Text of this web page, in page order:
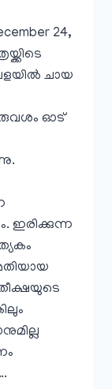
24,
ചായ
ഓട്
ഇരിക്കുന്ന